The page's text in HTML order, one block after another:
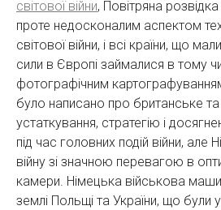
світової війни, Повітряна
проте недосконалим аспектом
світової війни, і всі країни, що
сили в Європі займалися в тому
фотографічним
було написано про британське
устаткування, стратегію і
під час головних подій війни, але
війну зі значною перевагою в
камери. Німецька військова
землі Польщі та України, що були